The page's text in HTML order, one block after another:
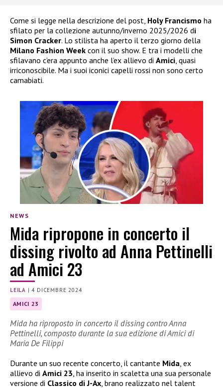
Come si legge nella descrizione del post, Holy Francismo ha
sfilato per la collezione autunno/inverno 2025/2026 di
Simon Cracker. Lo stilista ha aperto il terzo giorno della
Milano Fashion Week con il suo show. E tra i modelli che
sfilavano c’era appunto anche l’ex allievo di Amici, quasi
irriconoscibile. Ma i suoi iconici capelli rossi non sono certo
camabiati.
NEWS
Mida ripropone in concerto il
dissing rivolto ad Anna Pettinelli
ad Amici 23
LEILA |4 DICEMBRE 2024
AMICI 23
Mida ha riproposto in concerto il dissing contro Anna
Pettinelli, composto durante la sua edizione di Amici di
Maria De Filippi
Durante un suo recente concerto, il cantante Mida, ex
allievo di Amici 23, ha inserito in scaletta una sua personale
versione di Classico di J-Ax, brano realizzato nel talent